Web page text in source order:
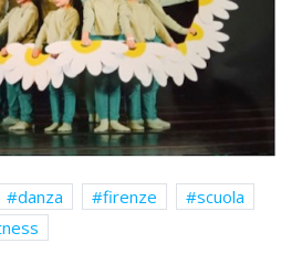
danza firenze
scuola